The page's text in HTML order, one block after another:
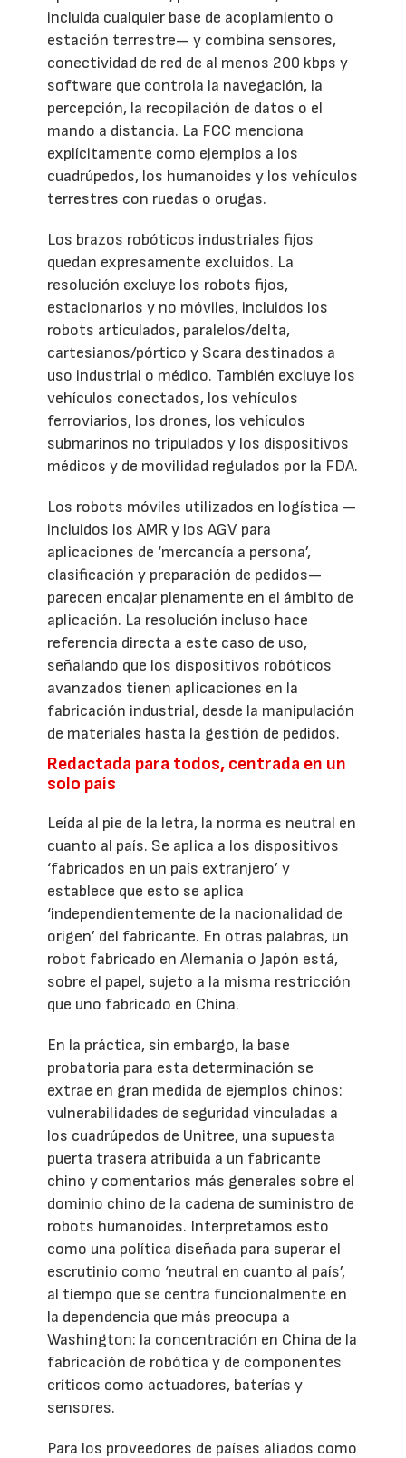
incluida cualquier base de acoplamiento o
estación terrestre— y combina sensores,
conectividad de red de al menos 200 kbps y
software que controla la navegación, la
percepción, la recopilación de datos o el
mando a distancia. La FCC menciona
explícitamente como ejemplos a los
cuadrúpedos, los humanoides y los vehículos
terrestres con ruedas o orugas.
Los brazos robóticos industriales fijos
quedan expresamente excluidos. La
resolución excluye los robots fijos,
estacionarios y no móviles, incluidos los
robots articulados, paralelos/delta,
cartesianos/pórtico y Scara destinados a
uso industrial o médico. También excluye los
vehículos conectados, los vehículos
ferroviarios, los drones, los vehículos
submarinos no tripulados y los dispositivos
médicos y de movilidad regulados por la FDA.
Los robots móviles utilizados en logística —
incluidos los AMR y los AGV para
aplicaciones de ‘mercancía a persona’,
clasificación y preparación de pedidos—
parecen encajar plenamente en el ámbito de
aplicación. La resolución incluso hace
referencia directa a este caso de uso,
señalando que los dispositivos robóticos
avanzados tienen aplicaciones en la
fabricación industrial, desde la manipulación
de materiales hasta la gestión de pedidos.
Redactada para todos, centrada en un
solo país
Leída al pie de la letra, la norma es neutral en
cuanto al país. Se aplica a los dispositivos
‘fabricados en un país extranjero’ y
establece que esto se aplica
‘independientemente de la nacionalidad de
origen’ del fabricante. En otras palabras, un
robot fabricado en Alemania o Japón está,
sobre el papel, sujeto a la misma restricción
que uno fabricado en China.
En la práctica, sin embargo, la base
probatoria para esta determinación se
extrae en gran medida de ejemplos chinos:
vulnerabilidades de seguridad vinculadas a
los cuadrúpedos de Unitree, una supuesta
puerta trasera atribuida a un fabricante
chino y comentarios más generales sobre el
dominio chino de la cadena de suministro de
robots humanoides. Interpretamos esto
como una política diseñada para superar el
escrutinio como ‘neutral en cuanto al país’,
al tiempo que se centra funcionalmente en
la dependencia que más preocupa a
Washington: la concentración en China de la
fabricación de robótica y de componentes
críticos como actuadores, baterías y
sensores.
Para los proveedores de países aliados como